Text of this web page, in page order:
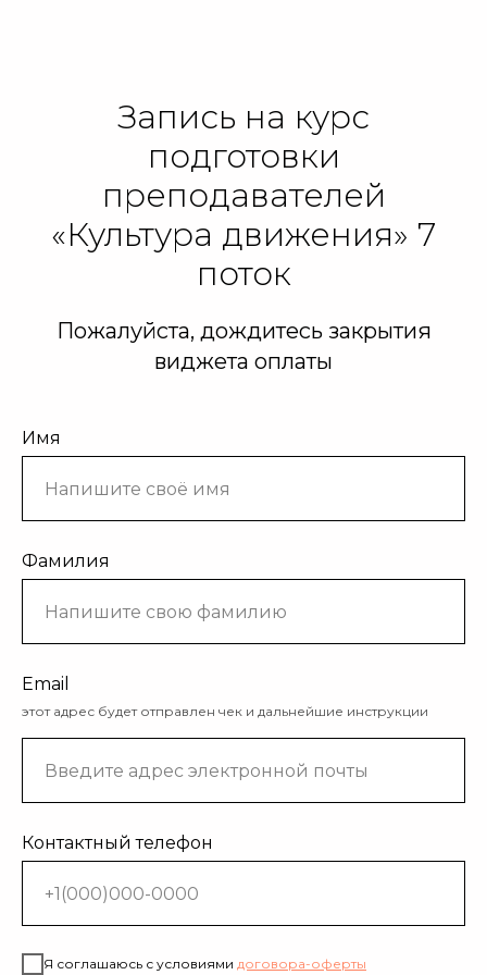
Запись на курс
подготовки
преподавателей
«Культура движения» 7
поток
Пожалуйста, дождитесь закрытия
виджета оплаты
Имя
Фамилия
Email
этот адрес будет отправлен чек и дальнейшие инструкции
Контактный телефон
Я соглашаюсь с условиями договора-оферты